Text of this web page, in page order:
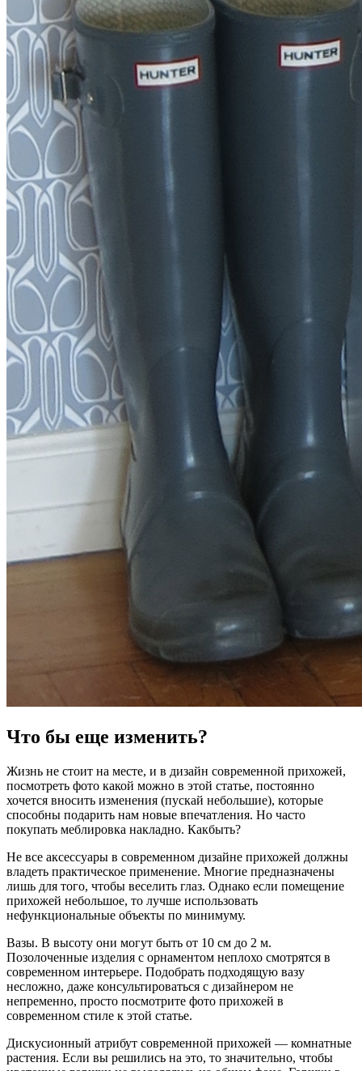
Что бы еще изменить?
Жизнь не стоит на месте, и в дизайн современной прихожей,
посмотреть фото какой можно в этой статье, постоянно
хочется вносить изменения (пускай небольшие), которые
способны подарить нам новые впечатления. Но часто
покупать меблировка накладно. Какбыть?
Не все аксессуары в современном дизайне прихожей должны
владеть практическое применение. Многие предназначены
лишь для того, чтобы веселить глаз. Однако если помещение
прихожей небольшое, то лучше использовать
нефункциональные объекты по минимуму.
Вазы. В высоту они могут быть от 10 см до 2 м.
Позолоченные изделия с орнаментом неплохо смотрятся в
современном интерьере. Подобрать подходящую вазу
несложно, даже консультироваться с дизайнером не
непременно, просто посмотрите фото прихожей в
современном стиле к этой статье.
Дискусионный атрибут современной прихожей — комнатные
растения. Если вы решились на это, то значительно, чтобы